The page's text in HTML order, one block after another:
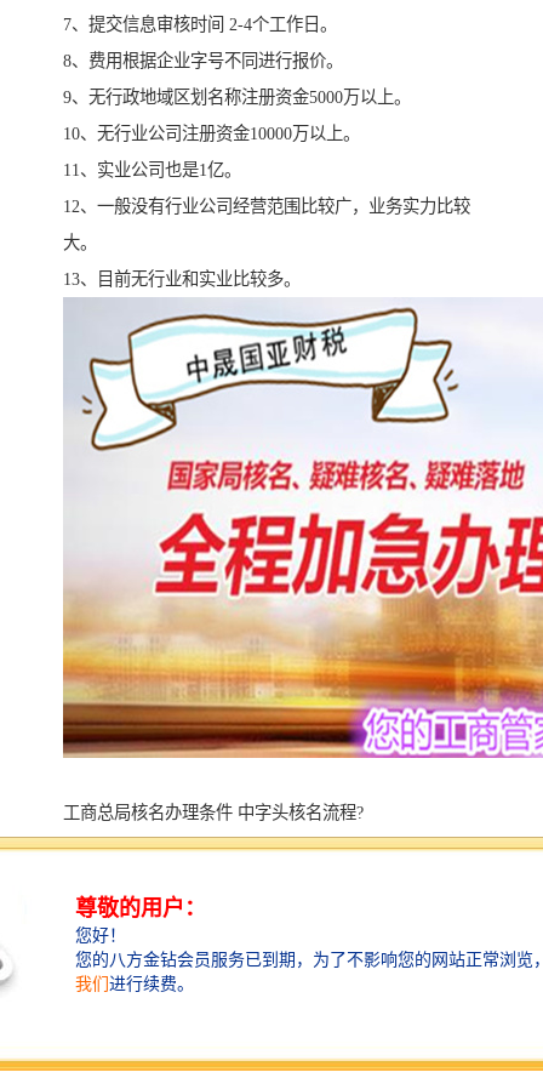
7、提交信息审核时间 2-4个工作日。
8、费用根据企业字号不同进行报价。
9、无行政地域区划名称注册资金5000万以上。
10、无行业公司注册资金10000万以上。
11、实业公司也是1亿。
12、一般没有行业公司经营范围比较广，业务实力比较
大。
13、目前无行业和实业比较多。
工商总局核名办理条件 中字头核名流程?
1、局核名正常办理时间为25个工作左右。
出。
3、集团局核名，办理集团公司申请核名!公司各总变
更。